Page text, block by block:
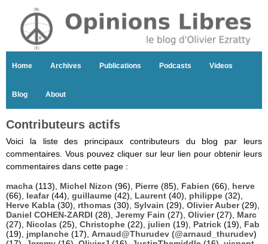
Home Archives Publications Podcasts Videos
Blog About
Contributeurs actifs
Voici la liste des principaux contributeurs du blog par leurs
commentaires. Vous pouvez cliquer sur leur lien pour obtenir leurs
commentaires dans cette page :
macha (113), Michel Nizon (96), Pierre (85), Fabien (66), herve
(66), leafar(44), guillaume (42), Laurent (40), philippe (32),
Herve Kabla (30), rthomas (30), Sylvain (29), Olivier Auber(29),
Daniel COHEN-ZARDI (28), Jeremy Fain (27), Olivier(27), Marc
(27), Nicolas (25), Christophe (22), julien (19), Patrick (19), Fab
(19), jmplanche (17), Arnaud@Thurudev (@arnaud_thurudev)